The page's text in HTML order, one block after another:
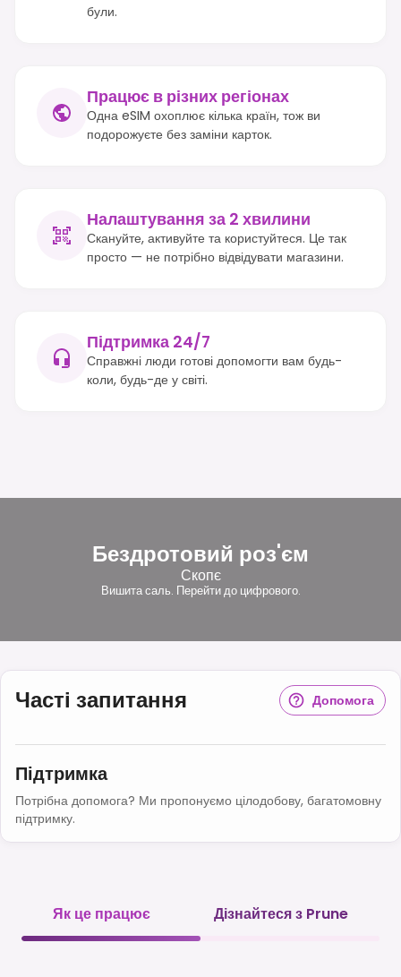
були.
Працює в різних регіонах
Одна eSIM охоплює кілька країн, тож ви
подорожуєте без заміни карток.
Налаштування за 2 хвилини
Скануйте, активуйте та користуйтеся. Це так
просто — не потрібно відвідувати магазини.
Підтримка 24/7
Справжні люди готові допомогти вам будь-
коли, будь-де у світі.
Бездротовий роз'єм
Скопє
Вишита саль. Перейти до цифрового.
Часті запитання Допомога
Підтримка
Потрібна допомога? Ми пропонуємо цілодобову, багатомовну
підтримку.
Як це працює Дізнайтеся з Prune